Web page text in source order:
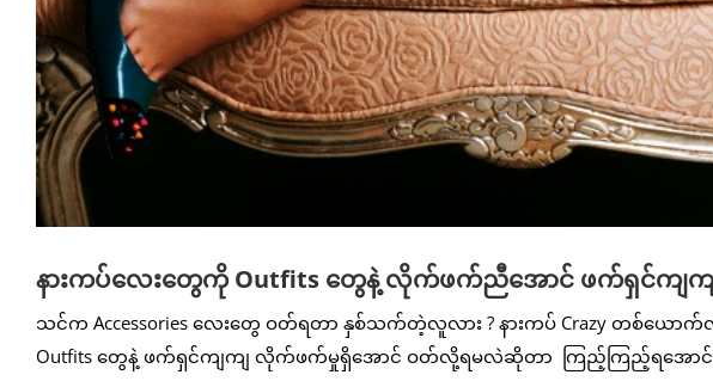
နားကပ်လေးတွေကို Outfits တွေနဲ့ လိုက်ဖက်ညီအောင် ဖက်ရှင်က
သင်က Accessories လေးတွေ ဝတ်ရတာ နှစ်သက်တဲ့လူလား ? နားကပ် Crazy တစ်ယော
Outfits တွေနဲ့ ဖက်ရှင်ကျကျ လိုက်ဖက်မှုရှိအောင် ဝတ်လို့ရမလဲဆိုတာ ကြည့်ကြည့်ရအောင်